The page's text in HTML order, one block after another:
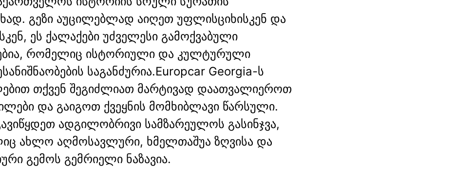
გეზი აუცილებლად აიღეთ უფლისციხისკენ და
ეს ქალაქები უძველესი გამოქვაბული
რომელიც ისტორიული და კულტურული
საგანძურია.Europcar Georgia-ს
თქვენ შეგიძლიათ მარტივად დაათვალიეროთ
და გაიგოთ ქვეყნის მომხიბლავი წარსული.
ადგილობრივი სამზარეულოს გასინჯვა,
ახლო აღმოსავლური, ხმელთაშუა ზღვისა და
გემოს გემრიელი ნაზავია.